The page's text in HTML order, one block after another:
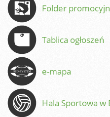
Folder
Tablica ogłoszeń
e-mapa
Hala Sportowa w